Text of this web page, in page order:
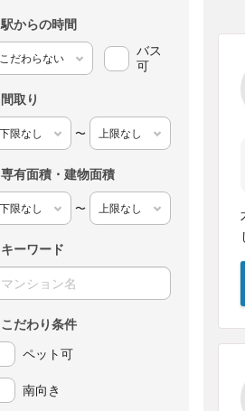
駅からの時間
バス
可
間取り
〜
専有面積・建物面積
〜
キーワード
こだわり条件
ペット可
南向き